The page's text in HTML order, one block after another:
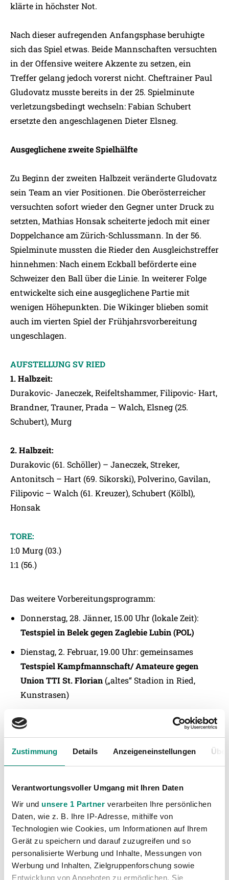
Zustimmung Details Anzeigeneinstellungen
Verantwortungsvoller Umgang mit Ihren Daten
Wir und unsere 1 Partner verarbeiten Ihre persönlichen
Daten, wie z. B. Ihre IP-Adresse, mithilfe von
Technologien wie Cookies, um Informationen auf Ihrem
Gerät zu speichern und darauf zuzugreifen und so
personalisierte Werbung und Inhalte, Messungen von
Werbung und Inhalten, Zielgruppenforschung sowie
Entwicklung von Angeboten zu ermöglichen. Sie
klärte in höchster Not.
Nach dieser aufregenden Anfangsphase beruhigte
sich das Spiel etwas. Beide Mannschaften versuchten
in der Offensive weitere Akzente zu setzen, ein
Treffer gelang jedoch vorerst nicht. Cheftrainer Paul
Gludovatz musste bereits in der 25. Spielminute
verletzungsbedingt wechseln: Fabian Schubert
ersetzte den angeschlagenen Dieter Elsneg.
Ausgeglichene zweite Spielhälfte
Zu Beginn der zweiten Halbzeit veränderte Gludovatz
sein Team an vier Positionen. Die Oberösterreicher
versuchten sofort wieder den Gegner unter Druck zu
setzten, Mathias Honsak scheiterte jedoch mit einer
Doppelchance am Zürich-Schlussmann. In der 56.
Spielminute mussten die Rieder den Ausgleichstreffer
hinnehmen: Nach einem Eckball beförderte eine
Schweizer den Ball über die Linie. In weiterer Folge
entwickelte sich eine ausgeglichene Partie mit
wenigen Höhepunkten. Die Wikinger blieben somit
auch im vierten Spiel der Frühjahrsvorbereitung
ungeschlagen.
AUFSTELLUNG SV RIED
1. Halbzeit:
Durakovic- Janeczek, Reifeltshammer, Filipovic- Hart,
Brandner, Trauner, Prada – Walch, Elsneg (25.
Schubert), Murg
2. Halbzeit:
Durakovic (61. Schöller) – Janeczek, Streker,
Antonitsch – Hart (69. Sikorski), Polverino, Gavilan,
Filipovic – Walch (61. Kreuzer), Schubert (Kölbl),
Honsak
TORE:
1:0 Murg (03.)
1:1 (56.)
Das weitere Vorbereitungsprogramm:
Donnerstag, 28. Jänner, 15.00 Uhr (lokale Zeit):
Testspiel in Belek gegen Zaglebie Lubin (POL)
Dienstag, 2. Februar, 19.00 Uhr: gemeinsames
Testspiel Kampfmannschaft/ Amateure gegen
Union TTI St. Florian(„altes“ Stadion in Ried,
Kunstrasen)
Meisterschaftsauftakt SV Mattersburg – SV Josko